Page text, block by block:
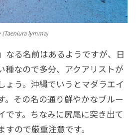
lymma)
なる名前はあるようですが、日
種なので多分、アクアリストが
ょう。沖縄でいうとマダラエイ
。その名の通り鮮やかなブルー
です。ちなみに尻尾に突き出て
ので厳重注意です。